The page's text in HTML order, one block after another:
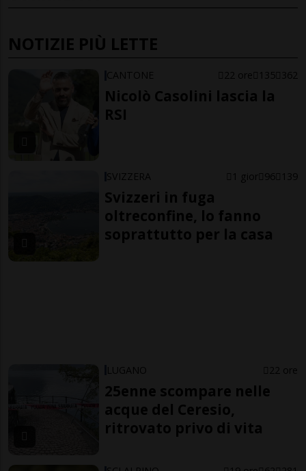
NOTIZIE PIÙ LETTE
CANTONE 22 ore 135 362
Nicolò Casolini lascia la
RSI
SVIZZERA 1 gior 96 139
Svizzeri in fuga
oltreconfine, lo fanno
soprattutto per la casa
LUGANO 22 ore
25enne scompare nelle
acque del Ceresio,
ritrovato privo di vita